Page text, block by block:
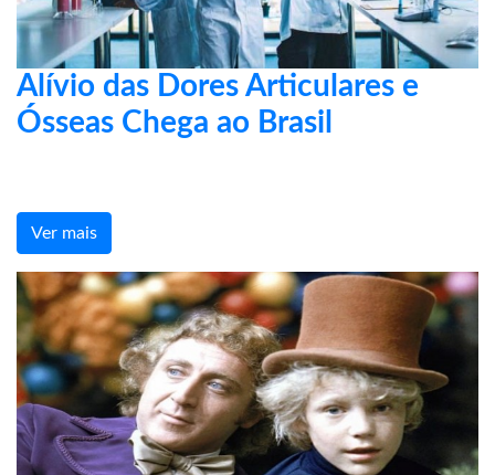
Alívio das Dores Articulares e
Ósseas Chega ao Brasil
Ver mais